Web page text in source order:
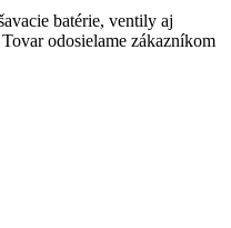
batérie, ventily aj
odosielame zákazníkom